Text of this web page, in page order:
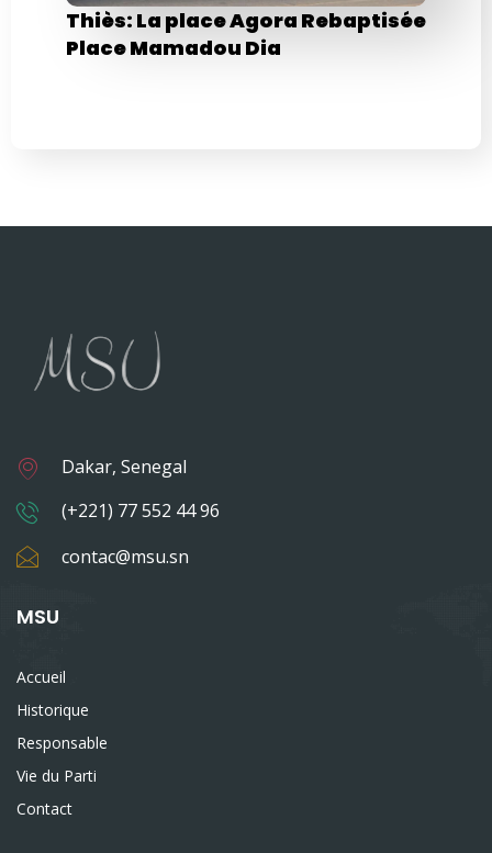
Thiès: La place Agora Rebaptisée
Place Mamadou Dia
Dakar, Senegal
(+221) 77 552 44 96
contac@msu.sn
MSU
Accueil
Historique
Responsable
Vie du Parti
Contact